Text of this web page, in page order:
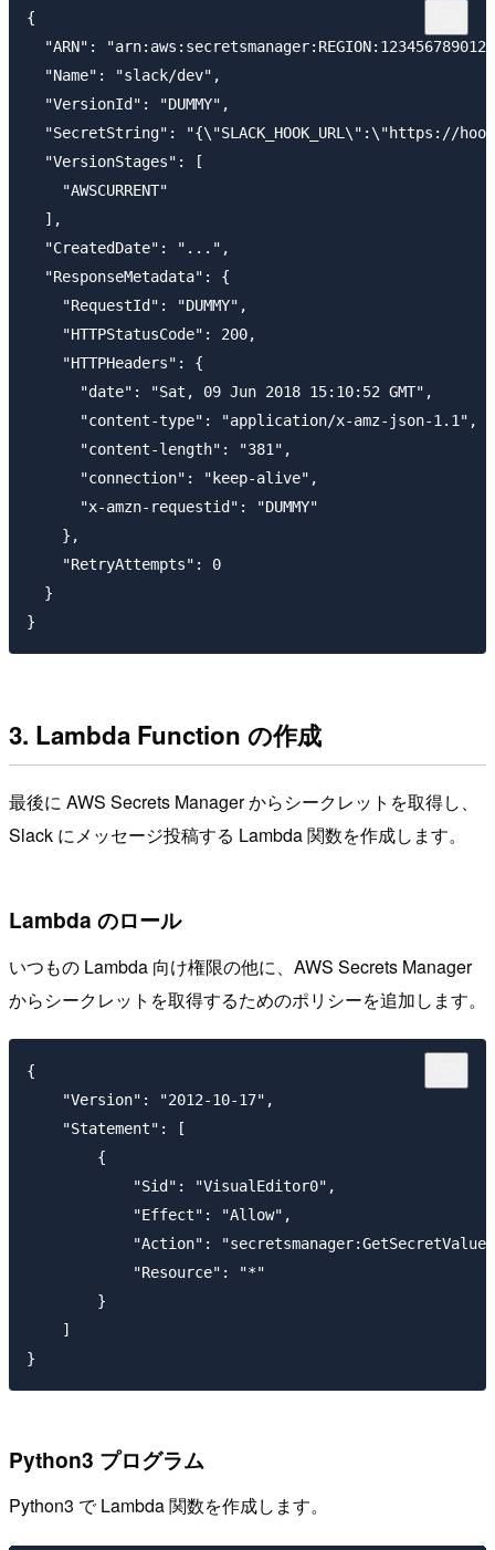
{
"ARN":
  "Name": "slack/dev",
  "VersionId": "DUMMY",
"SecretString": "{\"SLACK_HOOK_URL\":\"https://
  "VersionStages": [
    "AWSCURRENT"
  ],
  "CreatedDate": "...",
  "ResponseMetadata": {
    "RequestId": "DUMMY",
    "HTTPStatusCode": 200,
    "HTTPHeaders": {
      "date": "Sat, 09 Jun 2018 15:10:52 GMT",
      "content-type": "application/x-amz-json-1.1",
      "content-length": "381",
      "connection": "keep-alive",
      "x-amzn-requestid": "DUMMY"
    },
    "RetryAttempts": 0
  }
3. Lambda Function の作成
最後に AWS Secrets Manager からシークレットを取得し、
Slack にメッセージ投稿する Lambda 関数を作成します。
Lambda のロール
いつもの Lambda 向け権限の他に、AWS Secrets Manager
からシークレットを取得するためのポリシーを追加します。
{
    "Version": "2012-10-17",
    "Statement": [
        {
            "Sid": "VisualEditor0",
            "Effect": "Allow",
"Action":
            "Resource": "*"
        }
    ]
Python3 プログラム
Python3 で Lambda 関数を作成します。